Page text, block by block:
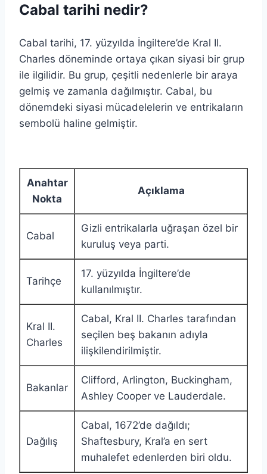
Cabal tarihi nedir?
Cabal tarihi, 17. yüzyılda İngiltere’de Kral II.
Charles döneminde ortaya çıkan siyasi bir grup
ile ilgilidir. Bu grup, çeşitli nedenlerle bir araya
gelmiş ve zamanla dağılmıştır. Cabal, bu
dönemdeki siyasi mücadelelerin ve entrikaların
sembolü haline gelmiştir.
Anahtar
Nokta
Açıklama
Cabal
Gizli entrikalarla uğraşan özel bir
kuruluş veya parti.
Tarihçe
17. yüzyılda İngiltere’de
kullanılmıştır.
Kral II.
Charles
Cabal, Kral II. Charles tarafından
seçilen beş bakanın adıyla
ilişkilendirilmiştir.
Bakanlar
Clifford, Arlington, Buckingham,
Ashley Cooper ve Lauderdale.
Dağılış
Cabal, 1672’de dağıldı;
Shaftesbury, Kral’a en sert
muhalefet edenlerden biri oldu.